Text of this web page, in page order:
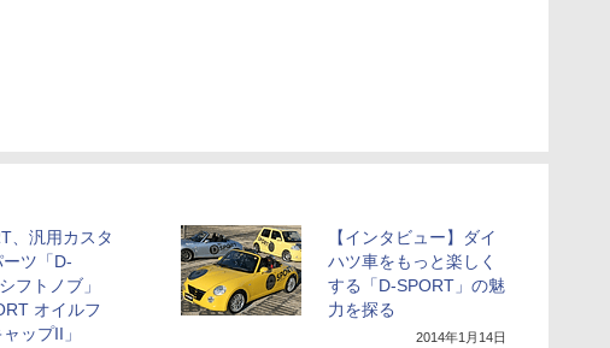
、汎用カスタ
ツ「D-
フトノブ」
オイルフ
ップII」
【インタビュー】ダイ
ハツ車をもっと楽しく
する「D-SPORT」の魅
力を探る
2014年1月14日